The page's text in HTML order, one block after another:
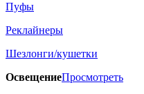
Пуфы
Реклайнеры
Шезлонги/кушетки
ОсвещениеПросмотреть